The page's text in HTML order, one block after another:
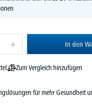
In den
Zum Vergleich hinzufügen
für mehr Gesundheit